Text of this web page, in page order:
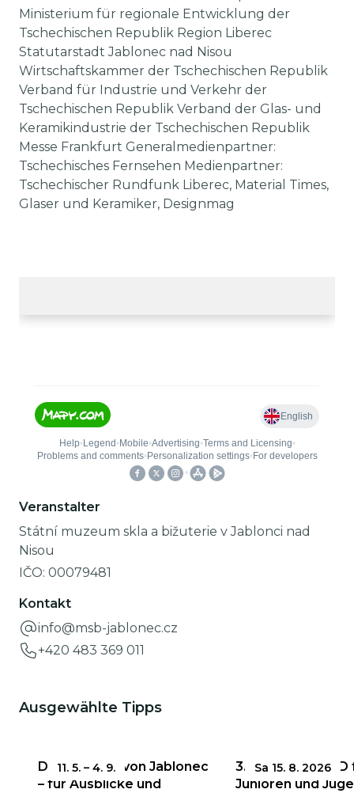
Ministerium für regionale Entwicklung der
Tschechischen Republik Region Liberec
Statutarstadt Jablonec nad Nisou
Wirtschaftskammer der Tschechischen Republik
Verband für Industrie und Verkehr der
Tschechischen Republik Verband der Glas- und
Keramikindustrie der Tschechischen Republik
Messe Frankfurt Generalmedienpartner:
Tschechisches Fernsehen Medienpartner:
Tschechischer Rundfunk Liberec, Material Times,
Glaser und Keramiker, Designmag
Veranstalter
Státní muzeum skla a bižuterie v Jablonci nad
Nisou
IČO: 00079481
Kontakt
info@msb-jablonec.cz
+420 483 369 011
Ausgewählte Tipps
11. 5. – 4. 9.
Das Rathaus von Jablonec
– für Ausblicke und
Sa 15. 8. 2026
3. Runde der KPD
Junioren und